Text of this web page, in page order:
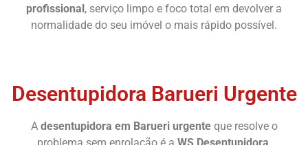
profissional, serviço limpo e foco total em devolver a
normalidade do seu imóvel o mais rápido possível.
Desentupidora Barueri Urgente
A desentupidora em Barueri urgenteque resolve o